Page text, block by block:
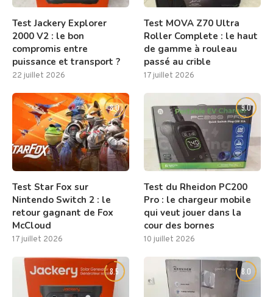
Test Jackery Explorer
2000 V2 : le bon
compromis entre
puissance et transport ?
22 juillet 2026
Test MOVA Z70 Ultra
Roller Complete : le haut
de gamme à rouleau
passé au crible
17 juillet 2026
8.0
Test Star Fox sur
Nintendo Switch 2 : le
retour gagnant de Fox
McCloud
17 juillet 2026
9.0
Test du Rheidon PC200
Pro : le chargeur mobile
qui veut jouer dans la
cour des bornes
10 juillet 2026
8.5 8.0